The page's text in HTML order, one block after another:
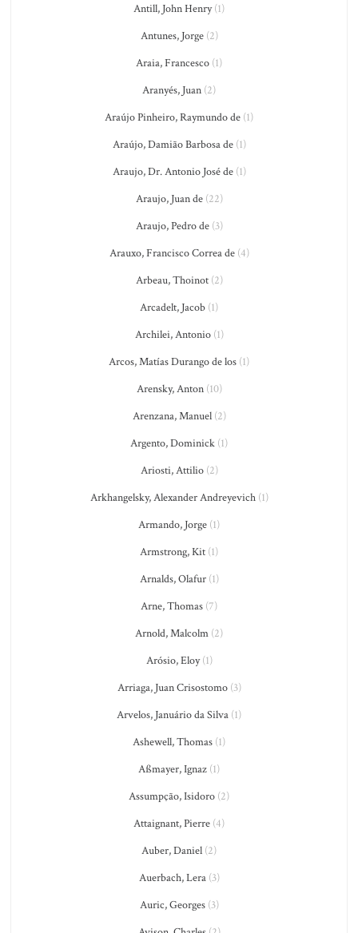
Antill, John Henry(1)
Antunes, Jorge(2)
Araia, Francesco (1)
Aranyés, Juan (2)
Araújo Pinheiro, Raymundo de (1)
Araújo, Damião Barbosa de(1)
Araujo, Dr. Antonio José de(1)
Araujo, Juan de(22)
Araujo, Pedro de(3)
Arauxo, Francisco Correa de(4)
Arbeau, Thoinot(2)
Arcadelt, Jacob (1)
Archilei, Antonio(1)
Arcos, Matías Durango de los (1)
Arensky, Anton(10)
Arenzana, Manuel(2)
Argento, Dominick (1)
Ariosti, Attilio(2)
Arkhangelsky, Alexander Andreyevich(1)
Armando, Jorge (1)
Armstrong, Kit (1)
Arnalds, Olafur(1)
Arne, Thomas (7)
Arnold, Malcolm (2)
Arósio, Eloy(1)
Arriaga, Juan Crisostomo(3)
Arvelos, Januário da Silva (1)
Ashewell, Thomas (1)
Aßmayer, Ignaz (1)
Assumpção, Isidoro (2)
Attaignant, Pierre (4)
Auber, Daniel (2)
Auerbach, Lera(3)
Auric, Georges(3)